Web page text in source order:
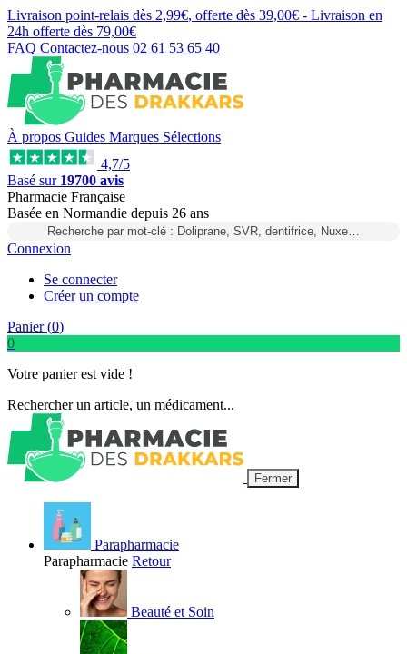
Livraison point-relais dès 2,99€, offerte dès 39,00€ - Livraison en
24h offerte dès 79,00€
FAQ Contactez-nous 02 61 53 65 40
À propos Guides Marques Sélections
4,7/5
Basé sur 19700 avis
Pharmacie Française
Basée en Normandie depuis 26 ans
Recherche par mot-clé : Doliprane, SVR, dentifrice, Nuxe…
Connexion
Se connecter
Créer un compte
Panier (0)
0
Votre panier est vide !
Rechercher un article, un médicament...
Fermer
Parapharmacie
Parapharmacie Retour
Beauté et Soin